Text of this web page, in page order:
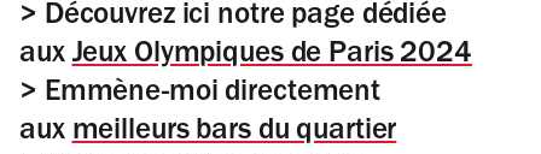
> Découvrez ici notre page dédiée
aux Jeux Olympiques de Paris 2024
> Emmène-moi directement
aux meilleurs bars du quartier